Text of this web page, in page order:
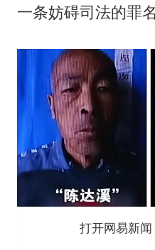
一条妨碍司法的罪名
打开网易新